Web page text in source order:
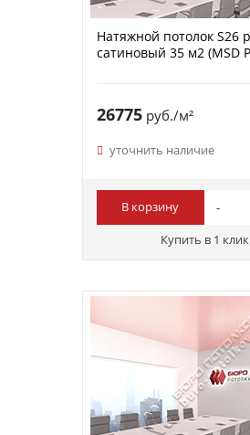
Натяжной потолок S26
сатиновый 35 м2 (MSD
26775руб./м²
уточнить наличие
В корзину
Купить в 1 клик